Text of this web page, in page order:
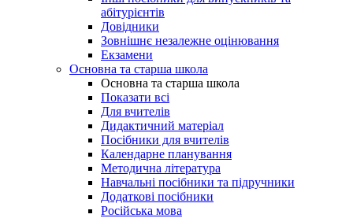
абітурієнтів
Довідники
Зовнішнє незалежне оцінювання
Екзамени
Основна та старша школа
Основна та старша школа
Показати всі
Для вчителів
Дидактичний матеріал
Посібники для вчителів
Календарне планування
Методична література
Навчальні посібники та підручники
Додаткові посібники
Російська мова